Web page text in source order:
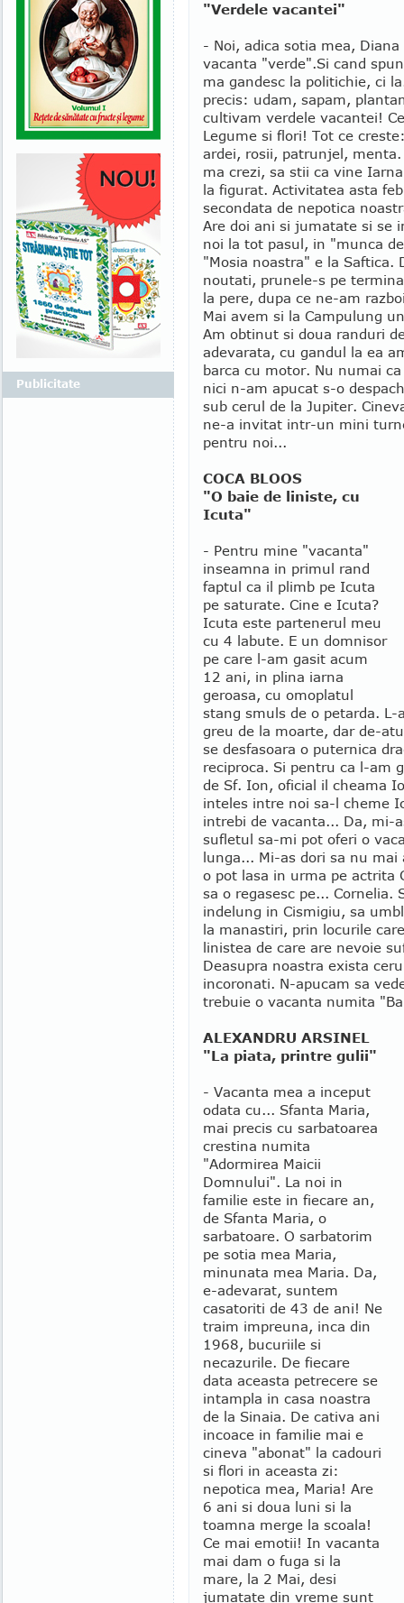
"Verdele vacantei"
- Noi, adica sotia mea,
vacanta "verde".Si cand
ma gandesc la politichie, ci
precis: udam, sapam,
cultivam verdele vacantei!
Legume si flori! Tot ce
ardei, rosii, patrunjel,
ma crezi, sa stii ca vine
la figurat. Activitatea asta
secondata de nepotica
Are doi ani si jumatate si se
noi la tot pasul, in "munca
"Mosia noastra" e la Saftica.
noutati, prunele-s pe
la pere, dupa ce ne-am
Mai avem si la Campulung
Am obtinut si doua randuri
adevarata, cu gandul la ea
barca cu motor. Nu numai
nici n-am apucat s-o
sub cerul de la Jupiter.
ne-a invitat intr-un mini
pentru noi...
COCA BLOOS
"O baie de liniste, cu
Icuta"
- Pentru mine "vacanta"
inseamna in primul rand
faptul ca il plimb pe Icuta
pe saturate. Cine e Icuta?
Icuta este partenerul meu
cu 4 labute. E un domnisor
pe care l-am gasit acum
12 ani, in plina iarna
geroasa, cu omoplatul
stang smuls de o petarda. L-
greu de la moarte, dar de-
se desfasoara o puternica
reciproca. Si pentru ca l-am
de Sf. Ion, oficial il cheama
inteles intre noi sa-l cheme
intrebi de vacanta... Da, mi-
sufletul sa-mi pot oferi o
lunga... Mi-as dori sa nu mai
o pot lasa in urma pe actrita
sa o regasesc pe... Cornelia.
indelung in Cismigiu, sa
la manastiri, prin locurile
linistea de care are nevoie
Deasupra noastra exista
incoronati. N-apucam sa
trebuie o vacanta numita
ALEXANDRU ARSINEL
"La piata, printre gulii"
- Vacanta mea a inceput
odata cu... Sfanta Maria,
mai precis cu sarbatoarea
crestina numita
"Adormirea Maicii
Domnului". La noi in
familie este in fiecare an,
de Sfanta Maria, o
sarbatoare. O sarbatorim
pe sotia mea Maria,
minunata mea Maria. Da,
e-adevarat, suntem
casatoriti de 43 de ani! Ne
traim impreuna, inca din
1968, bucuriile si
necazurile. De fiecare
data aceasta petrecere se
intampla in casa noastra
de la Sinaia. De cativa ani
incoace in familie mai e
cineva "abonat" la cadouri
si flori in aceasta zi:
nepotica mea, Maria! Are
6 ani si doua luni si la
toamna merge la scoala!
Ce mai emotii! In vacanta
mai dam o fuga si la
mare, la 2 Mai, desi
jumatate din vreme sunt
Publicitate